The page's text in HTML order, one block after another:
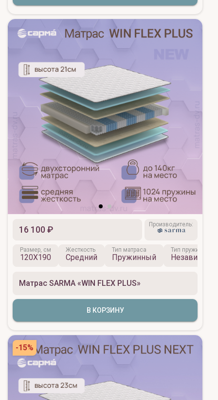
16 100 ₽
Производитель:
Размер, см
120X190
Жесткость
Средний
Тип матраса
Пружинный
Тип пружинного
Матрас SARMA «WIN FLEX PLUS»
В КОРЗИНУ
-15%